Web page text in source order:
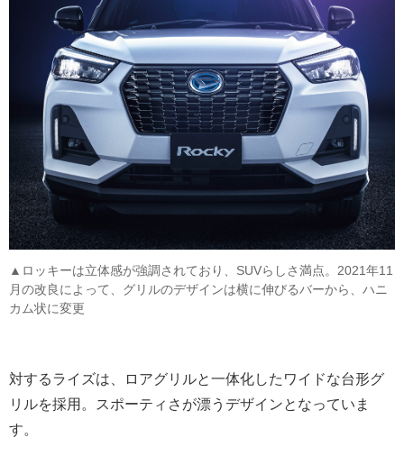
▲ロッキーは立体感が強調されており、SUVらしさ満点。2021年11
月の改良によって、グリルのデザインは横に伸びるバーから、ハニ
カム状に変更
対するライズは、ロアグリルと一体化したワイドな台形グ
リルを採用。スポーティさが漂うデザインとなっていま
す。